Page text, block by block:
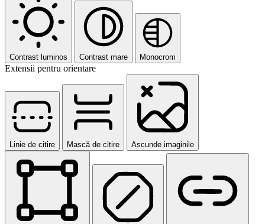
Contrast luminos Contrast mare Monocrom
Extensii pentru orientare
Linie de citire Mască de citire Ascunde imaginile